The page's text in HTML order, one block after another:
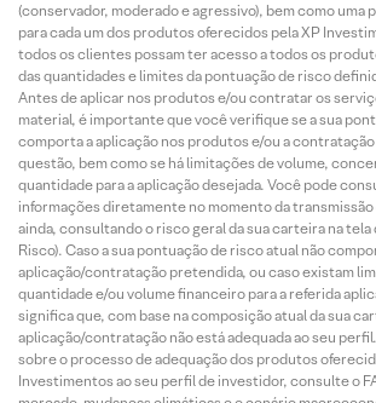
(conservador, moderado e agressivo), bem como uma
para cada um dos produtos oferecidos pela XP
todos os clientes possam ter acesso a todos os
das quantidades e limites da pontuação de risco
Antes de aplicar nos produtos e/ou contratar os
material, é importante que você verifique se a sua
comporta a aplicação nos produtos e/ou a
questão, bem como se há limitações de volume,
quantidade para a aplicação desejada. Você pode
informações diretamente no momento da transmissão
ainda, consultando o risco geral da sua carteira na
Risco). Caso a sua pontuação de risco atual não
aplicação/contratação pretendida, ou caso existam
quantidade e/ou volume financeiro para a referida
significa que, com base na composição atual da sua
aplicação/contratação não está adequada ao seu
sobre o processo de adequação dos produtos
Investimentos ao seu perfil de investidor, consulte o